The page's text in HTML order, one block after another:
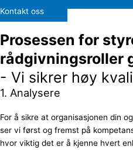
Kontakt oss
Prosessen for
rådgivningsroller
- Vi sikrer høy
1. Analysere
For å sikre at organisasjonen din
ser vi først og fremst på
hvor viktig det er å kjenne hvert